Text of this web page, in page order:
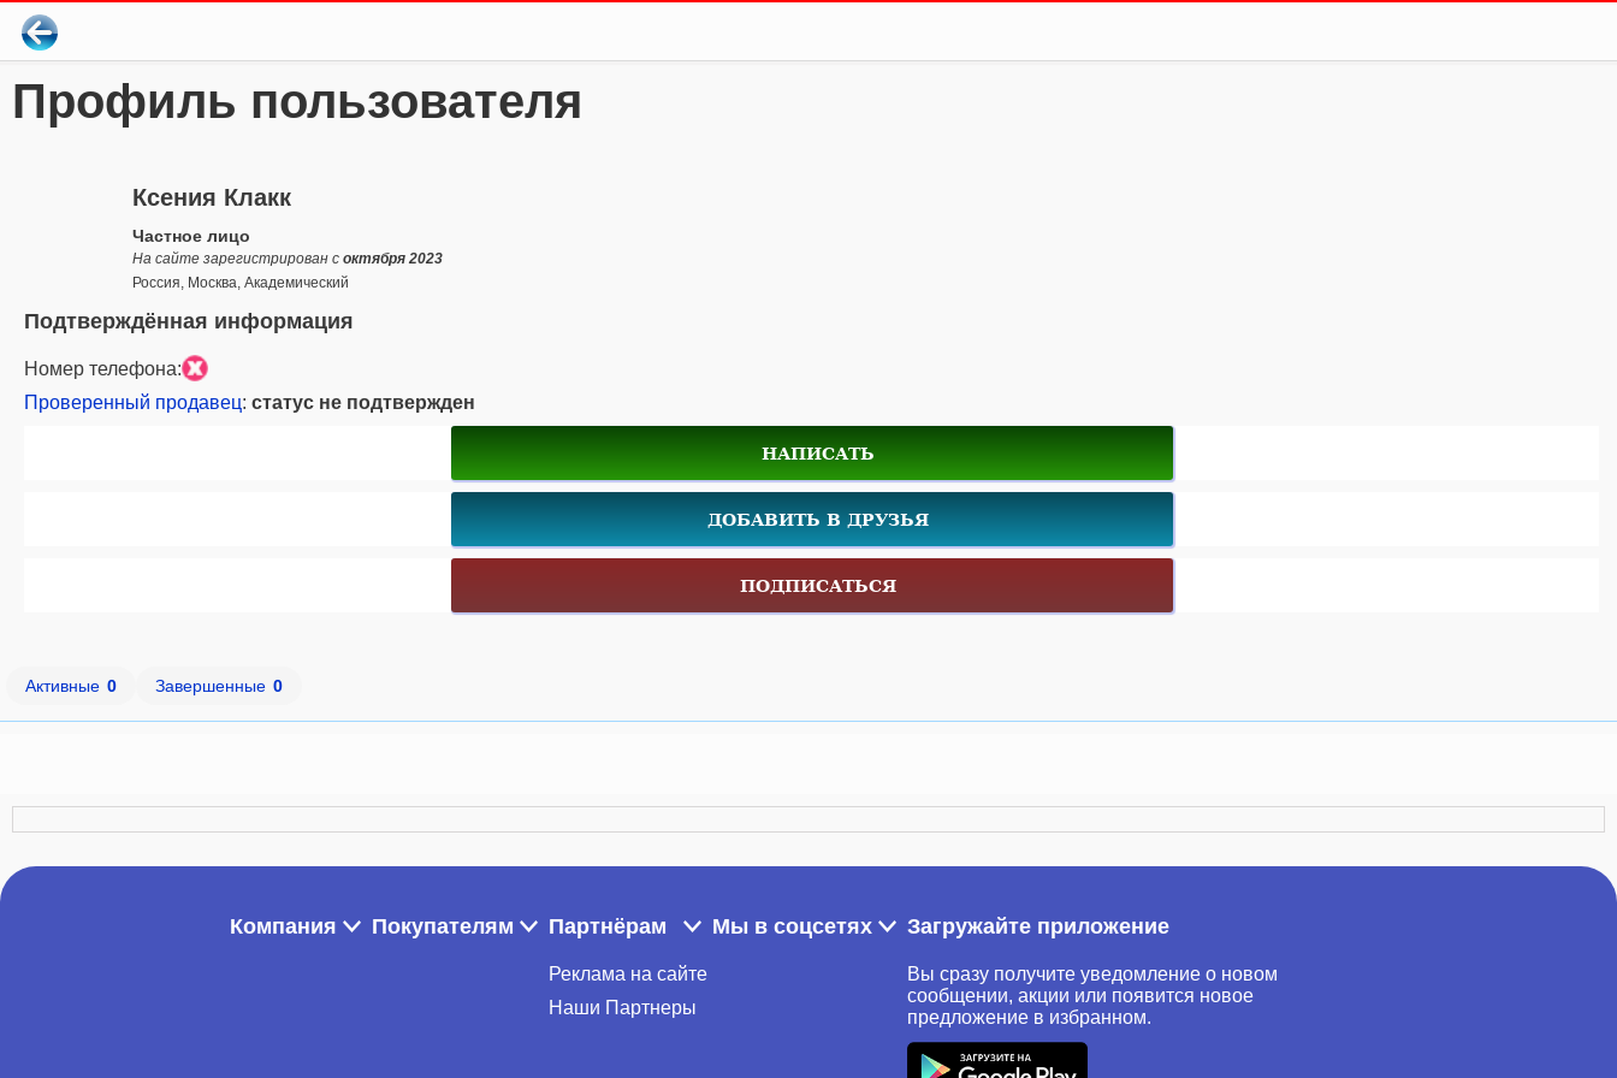
Профиль пользователя
Ксения Клакк
Частное лицо
На сайте зарегистрирован с октября 2023
Россия, Москва, Академический
Подтверждённая информация
Номер телефона:
Проверенный продавец: статус не подтвержден
НАПИСАТЬ
ДОБАВИТЬ В ДРУЗЬЯ
ПОДПИСАТЬСЯ
Активные 0 Завершенные 0
Компания Покупателям Партнёрам
Реклама на сайте
Наши Партнеры
Мы в соцсетях Загружайте приложение
Вы сразу получите уведомление о новом
сообщении, акции или появится новое
предложение в избранном.